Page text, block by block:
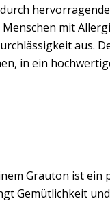
mit
aus.
in ein
Grauton ist
Gemütlichkeit